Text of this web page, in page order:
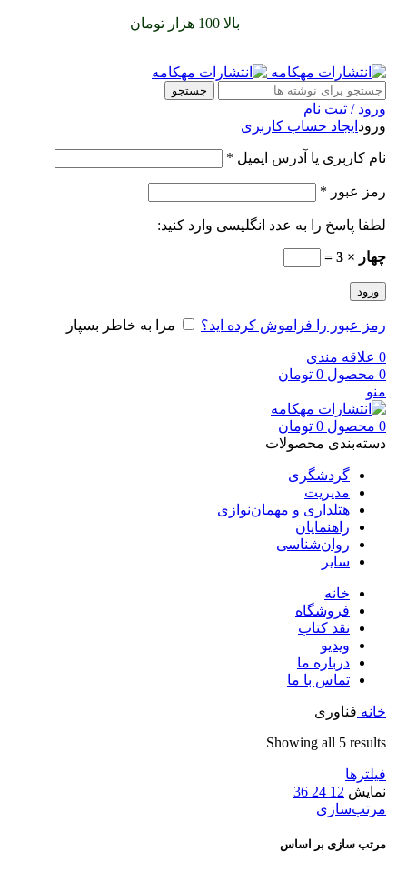
بالا 100 هزار تومان
جستجو
ورود / ثبت نام
ورود ایجاد حساب کاربری
نام کاربری یا آدرس ایمیل *
رمز عبور *
لطفا پاسخ را به عدد انگلیسی وارد کنید:
چهار × 3 =
ورود
رمز عبور را فراموش کرده اید؟ مرا به خاطر بسپار
0 علاقه مندی
0 محصول 0 تومان
منو
0 محصول 0 تومان
دسته‌بندی محصولات
گردشگری
مدیریت
هتلداری و مهمان‌نوازی
راهنمایان
روان‌شناسی
سایر
خانه
فروشگاه
نقد کتاب
ویدیو
درباره‌ ما
تماس با ما
خانه فناوری
Showing all 5 results
فیلترها
نمایش 12
24
36
مرتب‌سازی
مرتب سازی بر اساس